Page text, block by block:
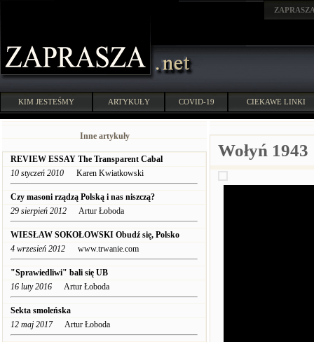
KIM JESTEŚMY ARTYKUŁY COVID-19 CIEKAWE LINKI
Inne artykuły
REVIEW ESSAY The Transparent Cabal
10 styczeń 2010 Karen Kwiatkowski
Czy masoni rządzą Polską i nas niszczą?
29 sierpień 2012 Artur Łoboda
WIESŁAW SOKOŁOWSKI Obudź się, Polsko
4 wrzesień 2012 www.trwanie.com
"Sprawiedliwi" bali się UB
16 luty 2016 Artur Łoboda
Sekta smoleńska
12 maj 2017Artur Łoboda
Wołyń 1943